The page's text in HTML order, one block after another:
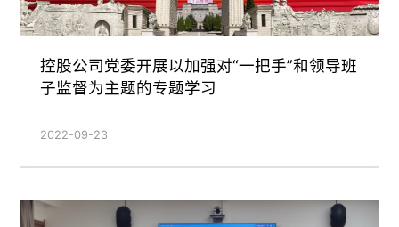
控股公司党委开展以加强对“一把手”和领导班
子监督为主题的专题学习
2022-09-23